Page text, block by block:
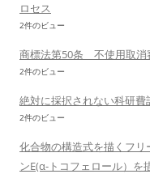
ロセス
2件のビュー
商標法第50条 不使用取
2件のビュー
絶対に採択されない科研
2件のビュー
化合物の構造式を描くフ
ンE(α-トコフェロール）を